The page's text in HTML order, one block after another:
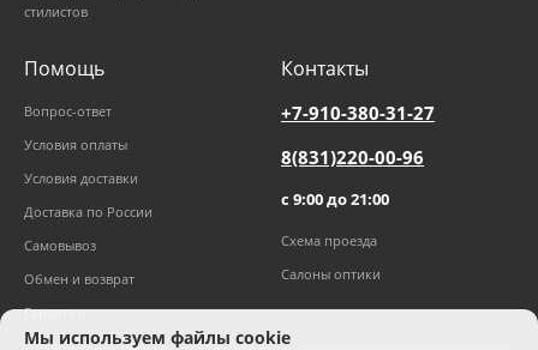
стилистов
Помощь
Вопрос-ответ
Условия оплаты
Условия доставки
Доставка по России
Самовывоз
Обмен и возврат
Гарантии
Контакты
+7-910-380-31-27
8(831)220-00-96
с 9:00 до 21:00
Схема проезда
Салоны оптики
Мы используем файлы cookie